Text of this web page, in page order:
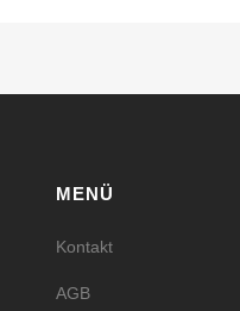
MENÜ
Kontakt
AGB